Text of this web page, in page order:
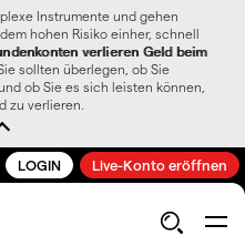
Instrumente und gehen
hohen Risiko einher, schnell
verlieren Geld beim
sollten überlegen, ob Sie
ob Sie es sich leisten können,
zu verlieren.
LOGIN Live-Konto eröffnen